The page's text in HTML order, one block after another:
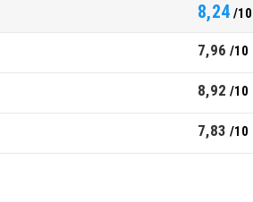
8,24 /10
7,96 /10
8,92 /10
7,83 /10